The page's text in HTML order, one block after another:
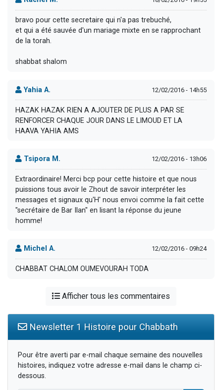
bravo pour cette secretaire qui n'a pas trebuché,
et qui a été sauvée d'un mariage mixte en se rapprochant
de la torah.
shabbat shalom
Yahia A. 12/02/2016 - 14h55
HAZAK HAZAK RIEN A AJOUTER DE PLUS A PAR SE
RENFORCER CHAQUE JOUR DANS LE LIMOUD ET LA
HAAVA YAHIA AMS
Tsipora M. 12/02/2016 - 13h06
Extraordinaire! Merci bcp pour cette histoire et que nous
puissions tous avoir le Zhout de savoir interpréter les
messages et signaux qu'H' nous envoi comme la fait cette
"secrétaire de Bar Ilan" en lisant la réponse du jeune
homme!
Michel A. 12/02/2016 - 09h24
CHABBAT CHALOM OUMEVOURAH TODA
Afficher tous les commentaires
Newsletter 1 Histoire pour Chabbath
Pour être averti par e-mail chaque semaine des nouvelles
histoires, indiquez votre adresse e-mail dans le champ ci-
dessous.